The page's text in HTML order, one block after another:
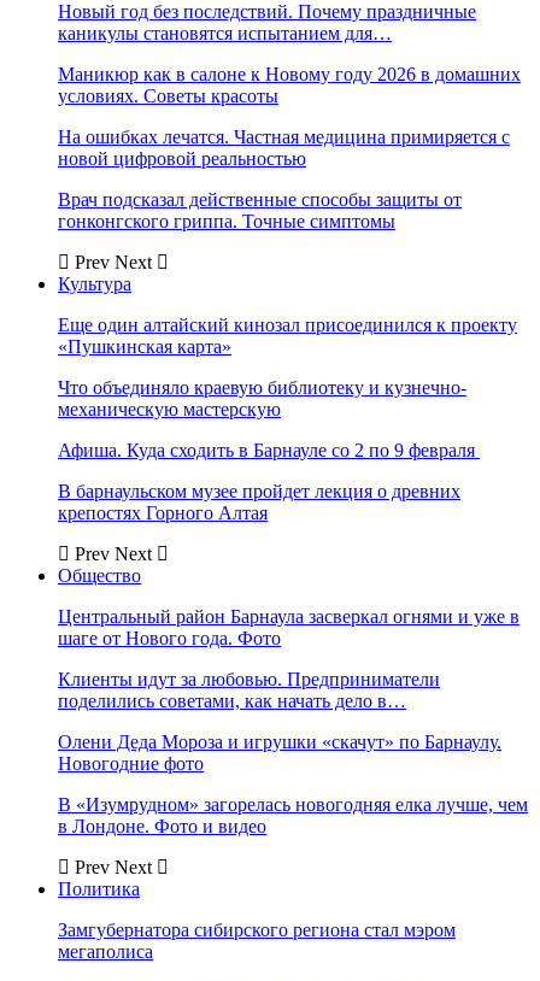
Новый год без последствий. Почему праздничные
каникулы становятся испытанием для…
Маникюр как в салоне к Новому году 2026 в домашних
условиях. Советы красоты
На ошибках лечатся. Частная медицина примиряется с
новой цифровой реальностью
Врач подсказал действенные способы защиты от
гонконгского гриппа. Точные симптомы
Prev Next
Культура
Еще один алтайский кинозал присоединился к проекту
«Пушкинская карта»
Что объединяло краевую библиотеку и кузнечно-
механическую мастерскую
Афиша. Куда сходить в Барнауле со 2 по 9 февраля
В барнаульском музее пройдет лекция о древних
крепостях Горного Алтая
Prev Next
Общество
Центральный район Барнаула засверкал огнями и уже в
шаге от Нового года. Фото
Клиенты идут за любовью. Предприниматели
поделились советами, как начать дело в…
Олени Деда Мороза и игрушки «скачут» по Барнаулу.
Новогодние фото
В «Изумрудном» загорелась новогодняя елка лучше, чем
в Лондоне. Фото и видео
Prev Next
Политика
Замгубернатора сибирского региона стал мэром
мегаполиса